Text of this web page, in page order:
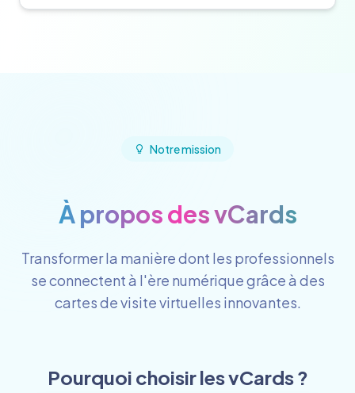
Notre mission
À propos des vCards
Transformer la manière dont les professionnels
se connectent à l'ère numérique grâce à des
cartes de visite virtuelles innovantes.
Pourquoi choisir les vCards ?